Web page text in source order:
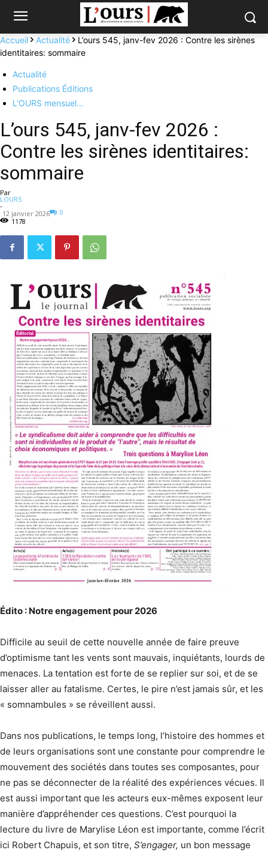
Accueil Actualité
L’ours 545, janv-fev 2026 : Contre les sirènes
identitaires: sommaire
Actualité
Publications Éditions
L'OURS mensuel…
L’ours 545, janv-fev 2026 :
Contre les sirènes identitaires:
sommaire
Par
LOURS
-
12 janvier 2026
0
1178
Édito : Notre engagement pour 2026
Difficile au seuil de cette nouvelle année de faire preuve
d’optimisme tant les vents sont mauvais, inquiétants, lourds de
menaces. La tentation est forte de se replier sur soi, et de se
laisser aller au fatalisme. Certes, le pire n’est jamais sûr, et les
« somnambules » se réveillent aussi.
Dans nos publications, le temps long, l’histoire des hommes et
de leurs organisations sont une constante pour comprendre le
mouvement des sociétés dans toutes ses composantes, pour
ne pas se déconnecter de la réalité des expériences vécues. Il
est aussi important que les acteurs eux-mêmes exposent leur
manière d’appréhender ces questions. C’est pourquoi la
lecture du livre de Marylise Léon est importante, comme l’écrit
ici Robert Chapuis, et son titre, S’engager, un bon message